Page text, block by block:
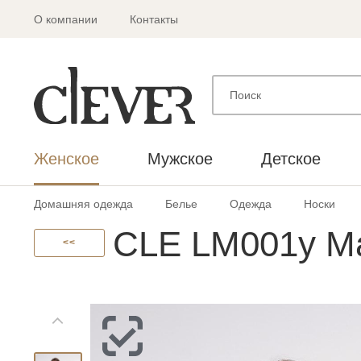
О компании Контакты
Женское Мужское Детское
Домашняя одежда Белье Одежда Носки
<< CLE LM001у